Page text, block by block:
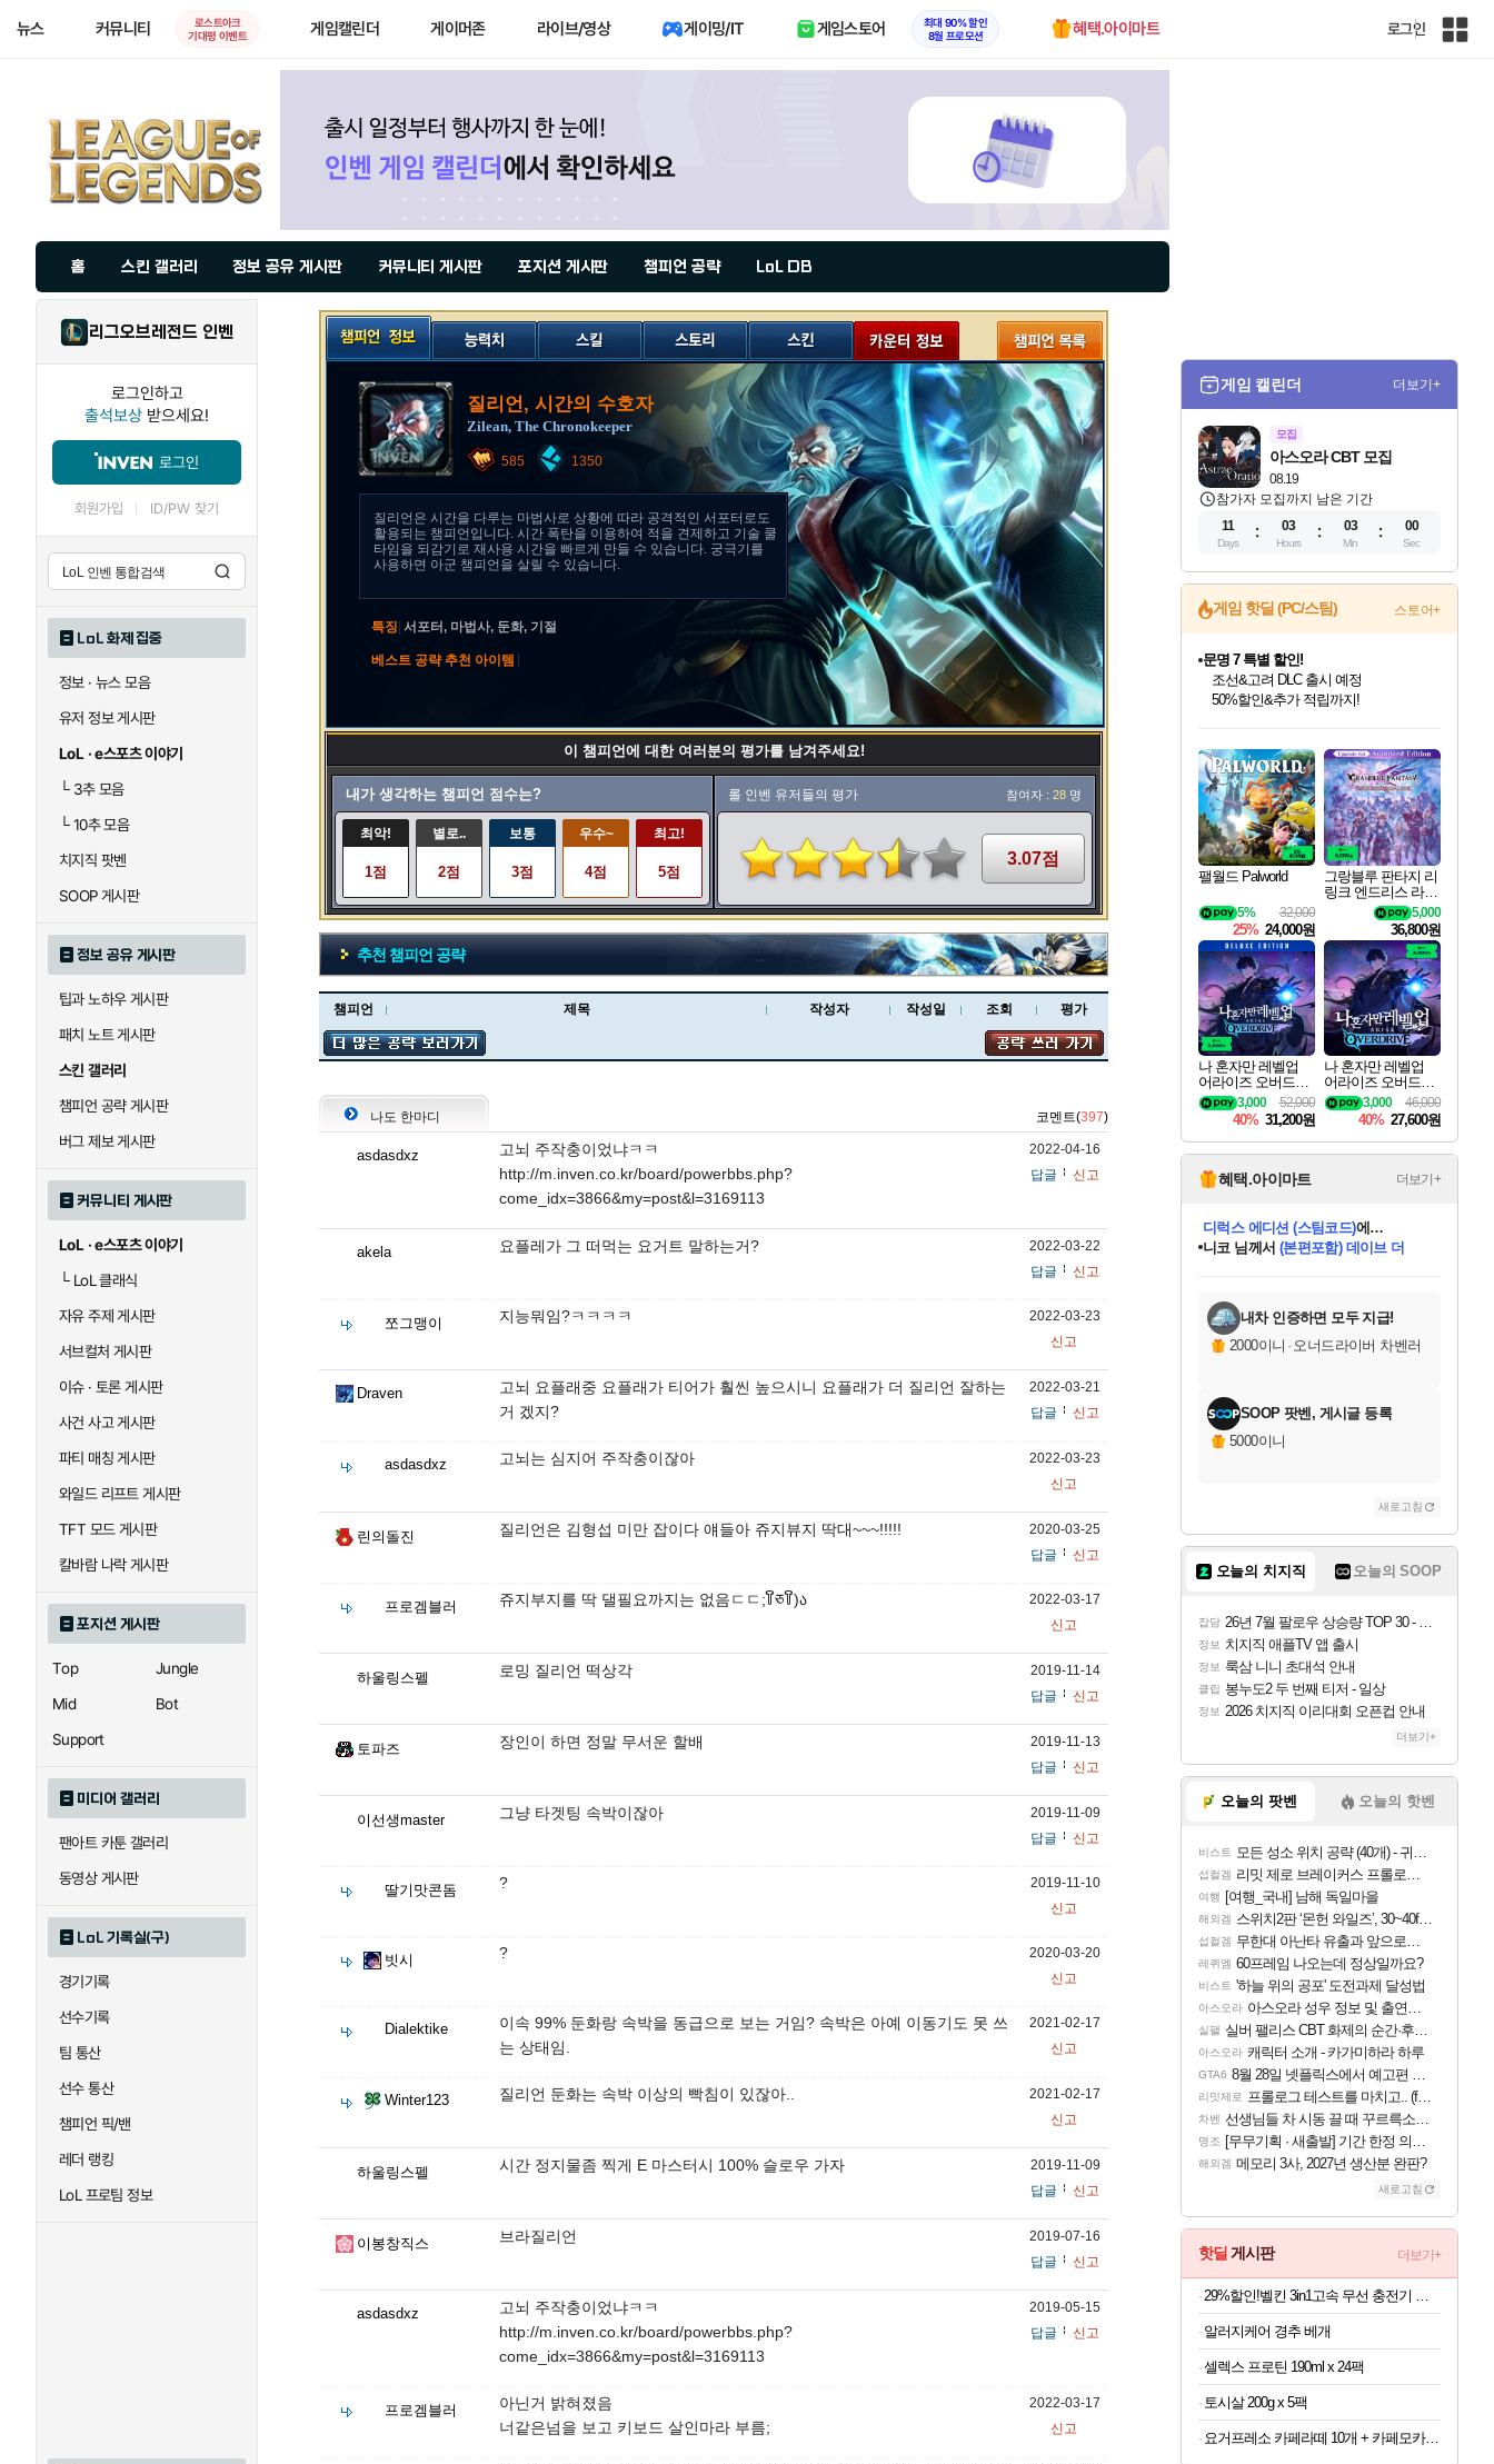
뉴스 커뮤니티
로스트아크
기대평 이벤트
게임캘린더 게이머존 라이브/영상 게이밍/IT 게임스토어
최대 90% 할인
8월 프로모션
혜택.아이마트 로그인
인
홈 스킨 갤러리 정보 공유 게시판 커뮤니티 게시판 포지션 게시판 챔피언 공략 LoL DB
리그오브레전드 인벤
로그인하고
출석보상 받으세요!
로그인
회원가입 ID/PW 찾기
LoL 화제 집중
정보 · 뉴스 모음
유저 정보 게시판
LoL · e스포츠 이야기
└3추 모음
└10추 모음
치지직 팟벤
SOOP 게시판
정보 공유 게시판
팁과 노하우 게시판
패치 노트 게시판
스킨 갤러리
챔피언 공략 게시판
버그 제보 게시판
커뮤니티 게시판
LoL · e스포츠 이야기
└LoL 클래식
자유 주제 게시판
서브컬처 게시판
이슈 · 토론 게시판
사건 사고 게시판
파티 매칭 게시판
와일드 리프트 게시판
TFT 모드 게시판
칼바람 나락 게시판
포지션 게시판
Top
Jungle
Mid
Bot
Support
미디어 갤러리
팬아트 카툰 갤러리
동영상 게시판
LoL 기록실(구)
경기기록
선수기록
팀 통산
선수 통산
챔피언 픽/밴
레더 랭킹
LoL 프로팀 정보
질리언, 시간의 수호자
Zilean, The Chronokeeper
585 1350
질리언은 시간을 다루는 마법사로 상황에 따라 공격적인 서포터로도
활용되는 챔피언입니다. 시간 폭탄을 이용하여 적을 견제하고 기술 쿨
타임을 되감기로 재사용 시간을 빠르게 만들 수 있습니다. 궁극기를
사용하면 아군 챔피언을 살릴 수 있습니다.
특징 서포터, 마법사, 둔화, 기절
베스트 공략 추천 아이템
이 챔피언에 대한 여러분의 평가를 남겨주세요!
내가 생각하는 챔피언 점수는?
최악!
1점
별로..
2점
보통
3점
우수~
4점
최고!
5점
롤 인벤 유저들의 평가 참여자 : 28 명
3.07점
추천 챔피언 공략
챔피언 제목 작성자 작성일 조회 평가
나도 한마디 코멘트(397)
asdasdxz
고뇌 주작충이었냐ㅋㅋ
http://m.inven.co.kr/board/powerbbs.php?
come_idx=3866&my=post&l=3169113
2022-04-16
답글
신고
akela 요플레가 그 떠먹는 요거트 말하는거?
2022-03-22
답글
신고
쪼그맹이 지능뭐임?ㅋㅋㅋㅋ
2022-03-23
신고
Draven
고뇌 요플래중 요플래가 티어가 훨씬 높으시니 요플래가 더 질리언 잘하는
거 겠지?
2022-03-21
답글
신고
asdasdxz 고뇌는 심지어 주작충이잖아
2022-03-23
신고
린의돌진 질리언은 김형섭 미만 잡이다 얘들아 쥬지뷰지 딱대~~~!!!!!
2020-03-25
답글
신고
프로겜블러 쥬지부지를 딱 댈필요까지는 없음ㄷㄷ;꒦ິཅ꒦ິ)ა
2022-03-17
신고
하울링스펠 로밍 질리언 떡상각
2019-11-14
답글
신고
토파즈 장인이 하면 정말 무서운 할배
2019-11-13
답글
신고
이선생master 그냥 타겟팅 속박이잖아
2019-11-09
답글
신고
딸기맛콘돔 ?
2019-11-10
신고
빗시 ?
2020-03-20
신고
Dialektike
이속 99% 둔화랑 속박을 동급으로 보는 거임? 속박은 아예 이동기도 못 쓰
는 상태임.
2021-02-17
신고
Winter123 질리언 둔화는 속박 이상의 빡침이 있잖아..
2021-02-17
신고
하울링스펠 시간 정지물좀 찍게 E 마스터시 100% 슬로우 가자
2019-11-09
답글
신고
이봉창직스 브라질리언
2019-07-16
답글
신고
asdasdxz
고뇌 주작충이었냐ㅋㅋ
http://m.inven.co.kr/board/powerbbs.php?
come_idx=3866&my=post&l=3169113
2019-05-15
답글
신고
프로겜블러
아닌거 밝혀졌음
너같은넘을 보고 키보드 살인마라 부름;
2022-03-17
신고
게임 캘린더 더보기+
모집
08.19
아스오라 CBT 모집
참가자 모집까지 남은 기간
11
Days
03
Hours
02
Min
59
Sec
게임 핫딜 (PC/스팀) 스토어+
최대 90% 할인가를 만나보세요!
네이버혜택과 함께 만나보세요!
50%할인&추가 적립까지!
마블 투혼 파이팅 소울즈 정식출시!
마블 히어로 총 출동&화려한 격투!
네이버 포인트 혜택까지!
이니&베니 혜택까지!
네이버 혜택가와 함께 예약하세요!
할인&네이버혜택으로 만나보세요!
네이버페이 혜택과 만나보세요!
40주년 프로모션으로 만나보세요!
할인가에 만나보세요!
일부 에디션 상시 할인!
혜택으로 예약 판매 중
편안하게 충전하세요
팰월드 Palworld
32,000
5%
25% 24,000원
그랑블루 판타지 리
링크 엔드리스 라그
나로크 업그레이드
킷 Granblue Fantasy
Relink Endless Ragn
arok Upgrade Kit DL
C
5,000
36,800원
나 혼자만 레벨업
어라이즈 오버드라
이브 디럭스 에디션
Solo Leveling Arise
Overdrive Deluxe Edi
tion
52,000
3,000
40% 31,200원
나 혼자만 레벨업
어라이즈 오버드라
이브 Solo Leveling A
rise
46,000
3,000
40% 27,600원
혜택.아이마트 더보기+
교환.
당첨되셨습니다.
니코 님께서(본편포함) 데이브 더
다이버 인 더 정글 번들 (스팀코드)
당첨되셨습니다.
당첨되셨습니다.
당첨되셨습니다.
당첨되셨습니다.
당첨되셨습니다.
에디션 (스팀코드)를 교환.
당첨되셨습니다.
내차 인증하면 모두 지급!
2000이니 · 오너드라이버 차벤러
SOOP 팟벤, 게시글 등록
5000이니
새로고침
오늘의 치지직 오늘의 SOOP
잡담 26년 7월 팔로우 상승량 TOP 30 - 월간 치지직
정보 치지직 애플TV 앱 출시
정보 룩삼 니니 초대석 안내
클립 봉누도2 두 번째 티저 - 일상
정보 2026 치지직 이리대회 오픈컵 안내
더보기+
오늘의 팟벤 오늘의 핫벤
비스트 모든 성소 위치 공략 (40개) - 귀환한 영혼 도전과제
섭컬겜 리밋 제로 브레이커스 프롤로그 테스트 후기 영상 업로드
여행 [여행_국내] 남해 독일마을
해외겜 스위치2판 ‘몬헌 와일즈’, 30~40fps 목표 추정
섭컬겜 무한대 아난타 유출과 앞으로의 예상 (루머)
레퀴엠 60프레임 나오는데 정상일까요?
비스트 '하늘 위의 공포' 도전과제 달성법
아스오라 아스오라 성우 정보 및 출연작 모음
실팰 실버 팰리스 CBT 화제의 순간·후기 모음
아스오라 캐릭터 소개 - 카가미하라 하루
GTA6 8월 28일 넷플릭스에서 예고편 공개 예정
리밋제로 프롤로그 테스트를 마치고.. (feat. 리아)
차벤 선생님들 차 시동 끌 때 꾸르륵소리나는데
명조 [무무기획 · 새출발] 기간 한정 의뢰 이벤트
해외겜 메모리 3사, 2027년 생산분 완판?
새로고침
핫딜 게시판 더보기+
알러지케어 경추 베개
셀렉스 프로틴 190ml x 24팩
토시살 200g x 5팩
요거프레소 카페라떼 10개 + 카페모카 10개